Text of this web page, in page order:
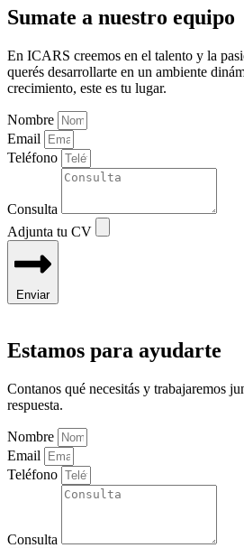
Sumate a nuestro equipo
En ICARS creemos en el talento y la
querés desarrollarte en un ambiente
crecimiento, este es tu lugar.
Nombre
Email
Teléfono
Consulta
Adjunta tu CV
Enviar
Estamos para ayudarte
Contanos qué necesitás y trabajaremos
respuesta.
Nombre
Email
Teléfono
Consulta